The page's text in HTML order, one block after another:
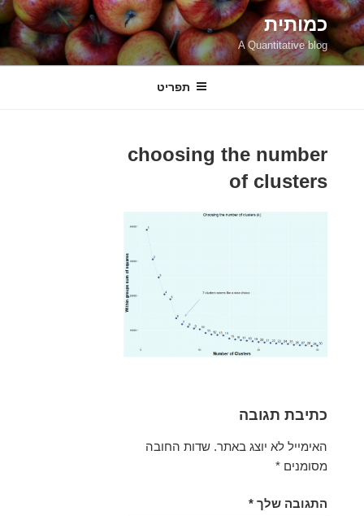
דילוג
לתוכן
כמותית
A Quantitative blog
תפריט
choosing the number
of clusters
כתיבת תגובה
האימייל לא יוצג באתר. שדות החובה
מסומנים *
התגובה שלך *